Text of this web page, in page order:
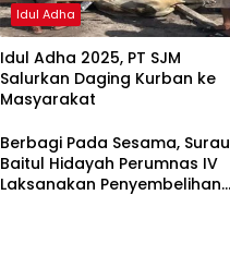
Idul Adha
Idul Adha 2025, PT SJM
Salurkan Daging Kurban ke
Masyarakat
Berbagi Pada Sesama, Surau
Baitul Hidayah Perumnas IV
Laksanakan Penyembelihan